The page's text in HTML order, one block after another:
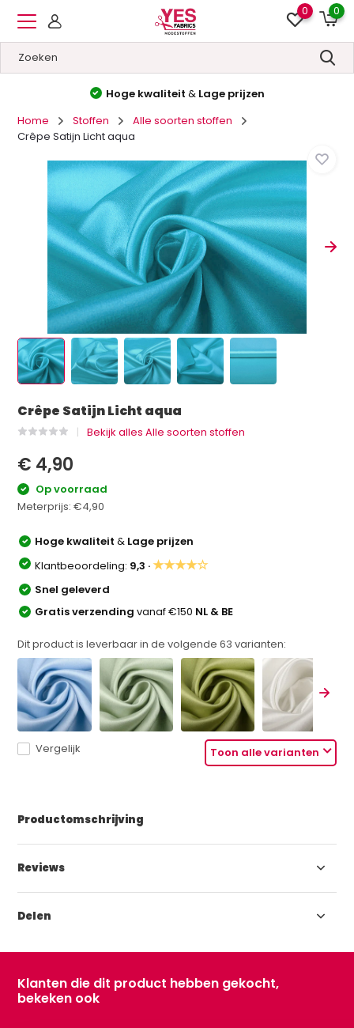
0 0
Hoge kwaliteit & Lage prijzen
Home
Stoffen
Alle soorten stoffen
Crêpe Satijn Licht aqua
Crêpe Satijn Licht aqua
Bekijk alles Alle soorten stoffen
€ 4,90
Op voorraad
Meterprijs:€4,90
Hoge kwaliteit& Lage prijzen
Klantbeoordeling: 9,3 ·★★★★☆
Snel geleverd
Gratis verzendingvanaf €150 NL & BE
Dit product is leverbaar in de volgende63 varianten:
Toon alle varianten
Vergelijk
Productomschrijving
Reviews
Delen
Klanten die dit product hebben gekocht,
bekeken ook